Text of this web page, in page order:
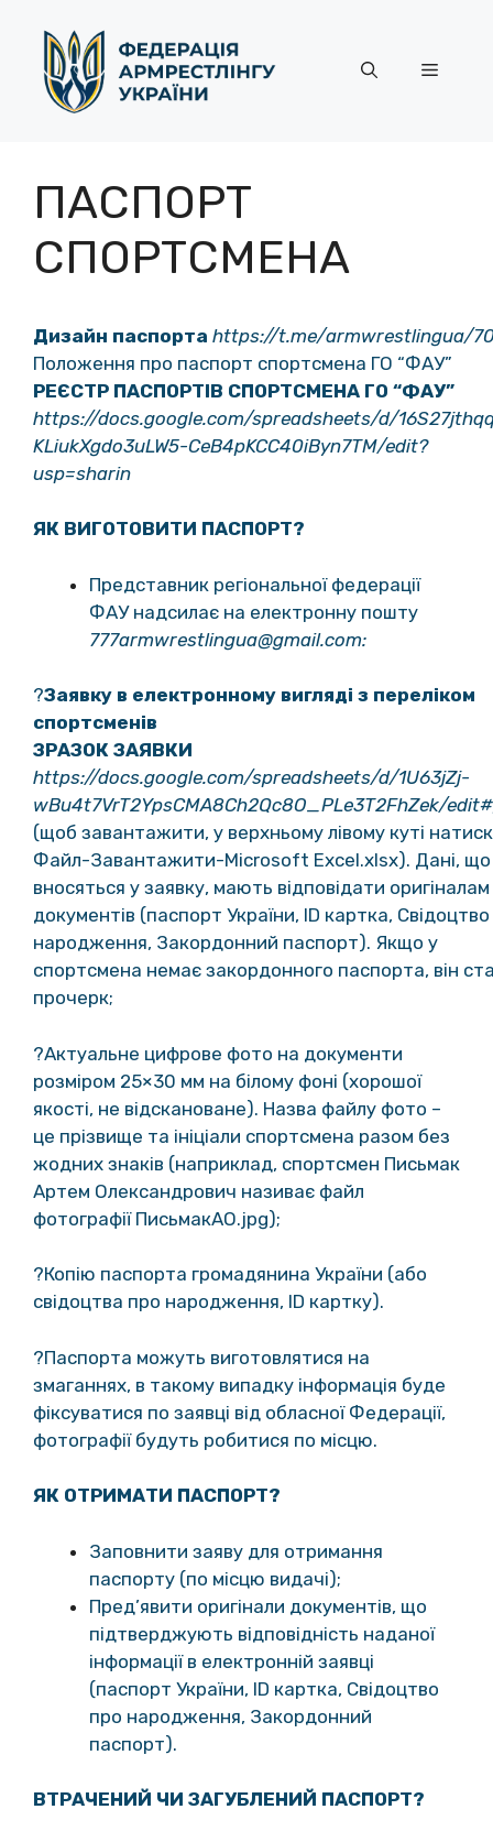
контенту
Меню
ПАСПОРТ
СПОРТСМЕНА
Дизайн паспорта https://t.me/armwrestlingua/
Положення про паспорт спортсмена ГО “ФАУ”
РЕЄСТР ПАСПОРТІВ СПОРТСМЕНА ГО “ФАУ”
https://docs.google.com/spreadsheets/d/
KLiukXgdo3uLW5-CeB4pKCC40iByn7TM/edit?
usp=sharin
ЯК ВИГОТОВИТИ ПАСПОРТ?
Представник регіональної федерації
ФАУ надсилає на електронну пошту
777armwrestlingua@gmail.com:
?Заявку в електронному вигляді з переліком
спортсменів
ЗРАЗОК ЗАЯВКИ
https://docs.google.com/spreadsheets/d/1U63jZj-
wBu4t7VrT2YpsCMA8Ch2Qc8O_PLe3T2FhZek/
(щоб завантажити, у верхньому лівому куті
Файл-Завантажити-Microsoft Excel.xlsx). Дані, що
вносяться у заявку, мають відповідати оригіналам
документів (паспорт України, ID картка,
народження, Закордонний паспорт). Якщо у
спортсмена немає закордонного паспорта, він
прочерк;
?Актуальне цифрове фото на документи
розміром 25×30 мм на білому фоні (хорошої
якості, не відскановане). Назва файлу фото –
це прізвище та ініціали спортсмена разом без
жодних знаків (наприклад, спортсмен Письмак
Артем Олександрович називає файл
фотографії ПисьмакАО.jpg);
?Копію паспорта громадянина України (або
свідоцтва про народження, ID картку).
?Паспорта можуть виготовлятися на
змаганнях, в такому випадку інформація буде
фіксуватися по заявці від обласної Федерації,
фотографії будуть робитися по місцю.
ЯК ОТРИМАТИ ПАСПОРТ?
Заповнити заяву для отримання
паспорту (по місцю видачі);
Пред’явити оригінали документів, що
підтверджують відповідність наданої
інформації в електронній заявці
(паспорт України, ID картка, Свідоцтво
про народження, Закордонний
паспорт).
ВТРАЧЕНИЙ ЧИ ЗАГУБЛЕНИЙ ПАСПОРТ?